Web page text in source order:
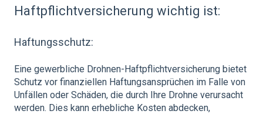
Haftpflichtversicherung wichtig ist:
Haftungsschutz:
Eine gewerbliche Drohnen-Haftpflichtversicherung bietet
Schutz vor finanziellen Haftungsansprüchen im Falle von
Unfällen oder Schäden, die durch Ihre Drohne verursacht
werden. Dies kann erhebliche Kosten abdecken,